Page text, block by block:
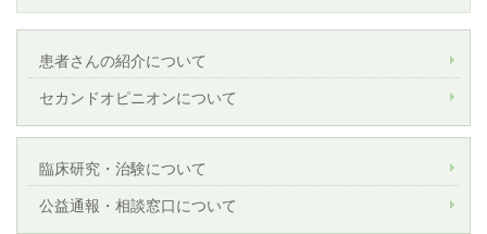
患者さんの紹介について
セカンドオピニオンについて
臨床研究・治験について
公益通報・相談窓口について